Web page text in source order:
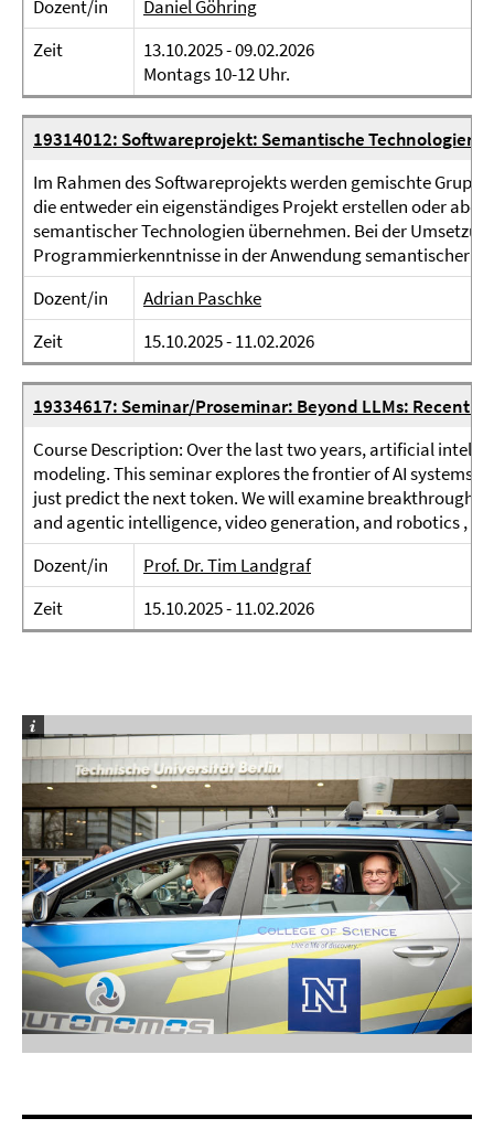
Dozent/in
Daniel Göhring
Zeit
13.10.2025 - 09.02.2026
Montags 10-12 Uhr.
19314012: Softwareprojekt: Semantische Technologien
Im Rahmen des Softwareprojekts werden gemischte
die entweder ein eigenständiges Projekt erstellen oder aber
semantischer Technologien übernehmen. Bei der
Programmierkenntnisse in der Anwendung semantischer
Dozent/in
Adrian Paschke
Zeit
15.10.2025 - 11.02.2026
19334617: Seminar/Proseminar: Beyond LLMs: Recent
Course Description: Over the last two years, artificial
modeling. This seminar explores the frontier of AI systems
just predict the next token. We will examine breakthroughs
and agentic intelligence, video generation, and robotics , as
Dozent/in
Prof. Dr. Tim Landgraf
Zeit
15.10.2025 - 11.02.2026